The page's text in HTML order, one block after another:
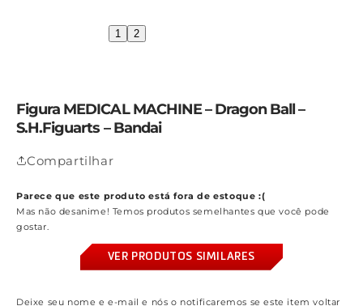
1 2
Figura MEDICAL MACHINE – Dragon Ball –
S.H.Figuarts – Bandai
Compartilhar
Parece que este produto está fora de estoque :(
Mas não desanime! Temos produtos semelhantes que você pode
gostar.
VER PRODUTOS SIMILARES
Deixe seu nome e e-mail e nós o notificaremos se este item voltar